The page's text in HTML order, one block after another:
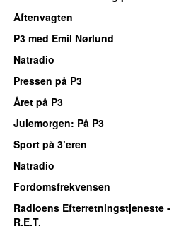
Aftenvagten
P3 med Emil Nørlund
Natradio
Pressen på P3
Året på P3
Julemorgen: På P3
Sport på 3’eren
Natradio
Fordomsfrekvensen
Radioens Efterretningstjeneste -
R.E.T.